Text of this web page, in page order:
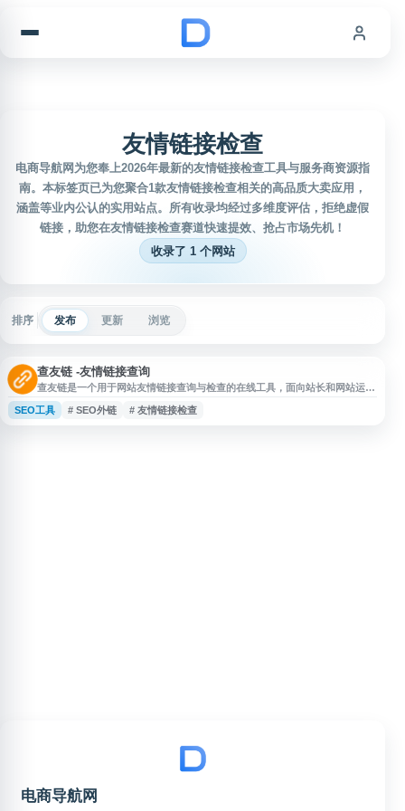
友情链接检查
电商导航网为您奉上2026年最新的友情链接检查工具与服务商资源指
南。本标签页已为您聚合1款友情链接检查相关的高品质大卖应用，
涵盖等业内公认的实用站点。所有收录均经过多维度评估，拒绝虚假
链接，助您在友情链接检查赛道快速提效、抢占市场先机！
收录了 1 个网站
排序 发布 更新 浏览
查友链 -友情链接查询
查友链是一个用于网站友情链接查询与检查的在线工具，面向站长和网站运营
人员提供友链检测服务。用户可通过该平台查询网站友情链接情况，辅助核对
友链是否正常展示、是否存在异常或遗漏，提升友情链接管理效率。网站适用
SEO工具 # SEO外链 # 友情链接检查
电商导航网